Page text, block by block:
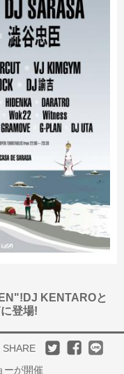
KENTAROと
登場!
SHARE
ーが開催